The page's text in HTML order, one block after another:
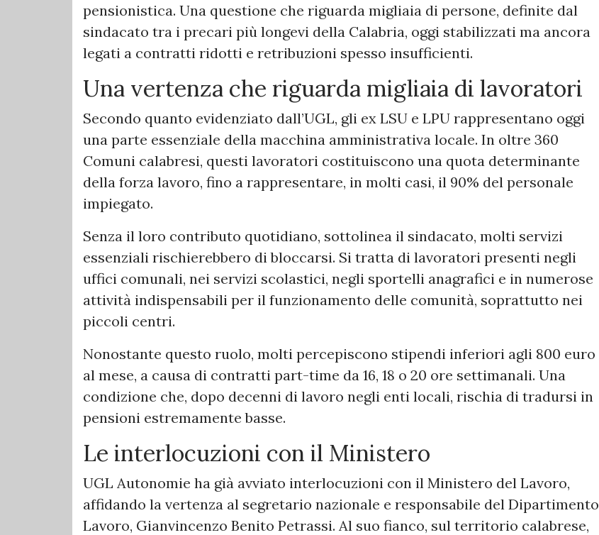
pensionistica. Una questione che riguarda migliaia di persone, definite dal
sindacato tra i precari più longevi della Calabria, oggi stabilizzati ma ancora
legati a contratti ridotti e retribuzioni spesso insufficienti.
Una vertenza che riguarda migliaia di lavoratori
Secondo quanto evidenziato dall’UGL, gli ex LSU e LPU rappresentano oggi
una parte essenziale della macchina amministrativa locale. In oltre 360
Comuni calabresi, questi lavoratori costituiscono una quota determinante
della forza lavoro, fino a rappresentare, in molti casi, il 90% del personale
impiegato.
Senza il loro contributo quotidiano, sottolinea il sindacato, molti servizi
essenziali rischierebbero di bloccarsi. Si tratta di lavoratori presenti negli
uffici comunali, nei servizi scolastici, negli sportelli anagrafici e in numerose
attività indispensabili per il funzionamento delle comunità, soprattutto nei
piccoli centri.
Nonostante questo ruolo, molti percepiscono stipendi inferiori agli 800 euro
al mese, a causa di contratti part-time da 16, 18 o 20 ore settimanali. Una
condizione che, dopo decenni di lavoro negli enti locali, rischia di tradursi in
pensioni estremamente basse.
Le interlocuzioni con il Ministero
UGL Autonomie ha già avviato interlocuzioni con il Ministero del Lavoro,
affidando la vertenza al segretario nazionale e responsabile del Dipartimento
Lavoro, Gianvincenzo Benito Petrassi. Al suo fianco, sul territorio calabrese,